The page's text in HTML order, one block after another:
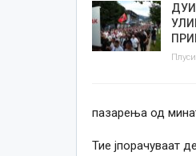
ДУИ
пазарења од
Тие јпорачуваат